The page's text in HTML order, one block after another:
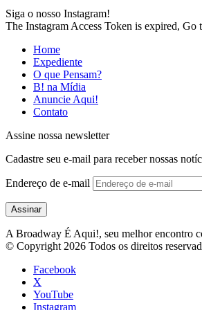
Siga o nosso Instagram!
The Instagram Access Token is expired,
Home
Expediente
O que Pensam?
B! na Mídia
Anuncie Aqui!
Contato
Assine nossa newsletter
Cadastre seu e-mail para receber nossas
Endereço de e-mail
Assinar
A Broadway É Aqui!, seu melhor encontro
© Copyright 2026 Todos os direitos
Facebook
X
YouTube
Instagram